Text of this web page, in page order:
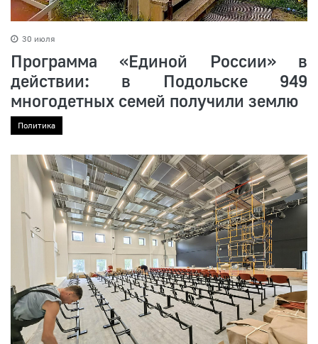
30 июля
Программа «Единой России» в
действии: в Подольске 949
многодетных семей получили землю
Политика